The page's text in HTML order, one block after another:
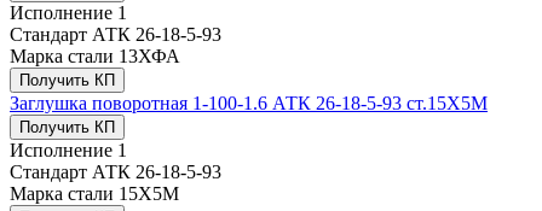
Исполнение 1
Стандарт АТК 26-18-5-93
Марка стали 13ХФА
Получить КП
Заглушка поворотная 1-100-1.6 АТК 26-18-5-93 ст.15Х5М
Получить КП
Исполнение 1
Стандарт АТК 26-18-5-93
Марка стали 15Х5М